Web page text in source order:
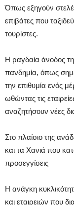
Όπως εξηγούν
επιβάτες που
τουρίστες.
Η ραγδαία άνοδος
πανδημία, όπως
την επιθυμία ενός
ωθώντας τις
αναζητήσουν νέες
Στο πλαίσιο της
και τα Χανιά που
προσεγγίσεις
Η ανάγκη
και εταιρειών που